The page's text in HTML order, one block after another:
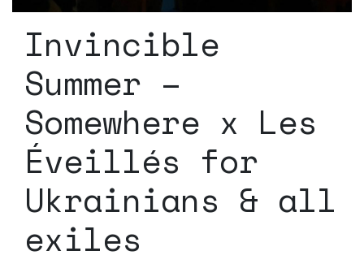
Invincible
Summer –
Somewhere x Les
Éveillés for
Ukrainians & all
exiles